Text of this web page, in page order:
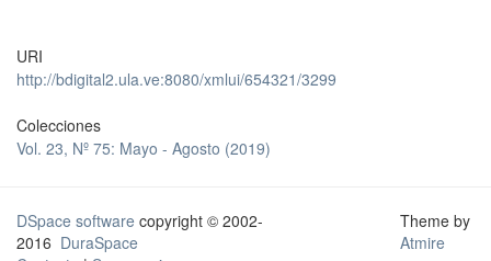
URI
http://bdigital2.ula.ve:8080/xmlui/654321/3299
Colecciones
Vol. 23, Nº 75: Mayo - Agosto (2019)
DSpace software copyright © 2002-
2016 DuraSpace
Theme by
Atmire